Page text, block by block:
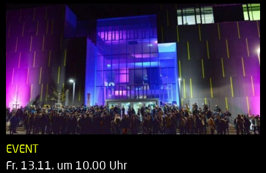
EVENT
Fr. 13.11. um 10.00 Uhr